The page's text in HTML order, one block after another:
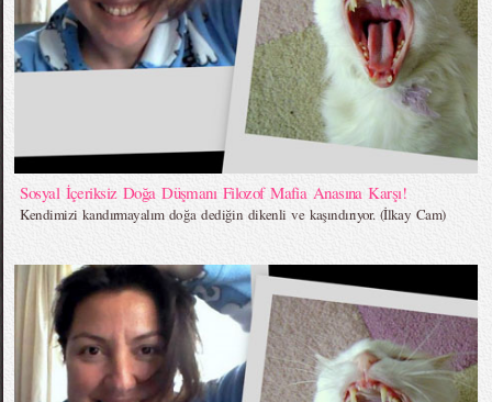
Sosyal İçeriksiz Doğa Düşmanı Filozof Mafia Anasına Karşı!
Kendimizi kandırmayalım doğa dediğin dikenli ve kaşındırıyor. (İlkay Cam)